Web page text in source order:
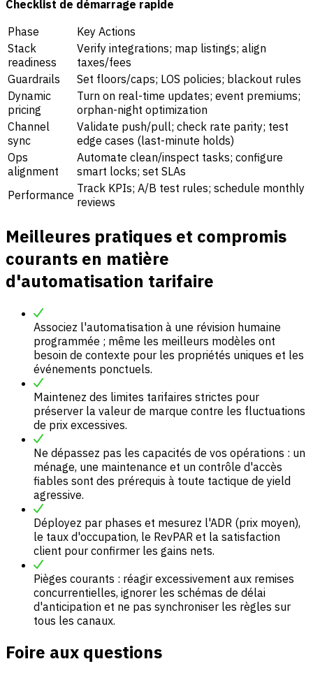
Checklist de démarrage rapide
Phase
Key Actions
Stack
readiness
Verify integrations; map listings; align
taxes/fees
Guardrails
Set floors/caps; LOS policies; blackout rules
Dynamic
pricing
Turn on real-time updates; event premiums;
orphan-night optimization
Channel
sync
Validate push/pull; check rate parity; test
edge cases (last-minute holds)
Ops
alignment
Automate clean/inspect tasks; configure
smart locks; set SLAs
Performance Track KPIs; A/B test rules; schedule monthly
reviews
Meilleures pratiques et compromis
courants en matière
d'automatisation tarifaire
Associez l'automatisation à une révision humaine
programmée ; même les meilleurs modèles ont
besoin de contexte pour les propriétés uniques et les
événements ponctuels.
Maintenez des limites tarifaires strictes pour
préserver la valeur de marque contre les fluctuations
de prix excessives.
Ne dépassez pas les capacités de vos opérations : un
ménage, une maintenance et un contrôle d'accès
fiables sont des prérequis à toute tactique de yield
agressive.
Déployez par phases et mesurez l'ADR (prix moyen),
le taux d'occupation, le RevPAR et la satisfaction
client pour confirmer les gains nets.
Pièges courants : réagir excessivement aux remises
concurrentielles, ignorer les schémas de délai
d'anticipation et ne pas synchroniser les règles sur
tous les canaux.
Foire aux questions